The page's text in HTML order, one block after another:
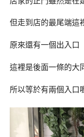
但走到店的最尾端這
原來還有一個出入口
這裡是後面一條的大
所以等於有兩個入口